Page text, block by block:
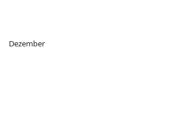
Dezember